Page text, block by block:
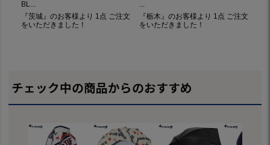
チェック中の商品からのおすすめ